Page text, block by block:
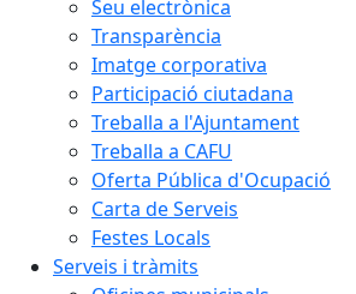
Seu electrònica
Transparència
Imatge corporativa
Participació ciutadana
Treballa a l'Ajuntament
Treballa a CAFU
Oferta Pública d'Ocupació
Carta de Serveis
Festes Locals
Serveis i tràmits